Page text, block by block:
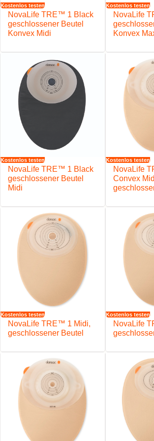
Kostenlos testen
NovaLife TRE™ 1 Black
geschlossener Beutel
Konvex Midi
Kostenlos testen
NovaLife
Konvex
Kostenlos testen
NovaLife TRE™ 1 Black
geschlossener Beutel
Midi
Kostenlos testen
NovaLife
Convex
Kostenlos testen
NovaLife TRE™ 1 Midi,
geschlossener Beutel
Kostenlos testen
NovaLife